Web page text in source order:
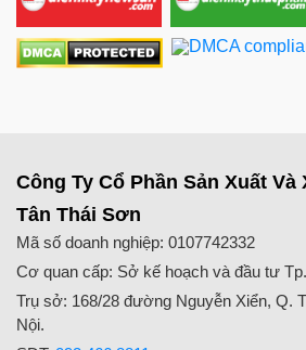
Công Ty Cổ Phần Sản Xuất Và
Tân Thái Sơn
Mã số doanh nghiệp: 0107742332
Cơ quan cấp: Sở kế hoạch và đầu tư
Trụ sở: 168/28 đường Nguyễn Xiển, Q.
Nội.